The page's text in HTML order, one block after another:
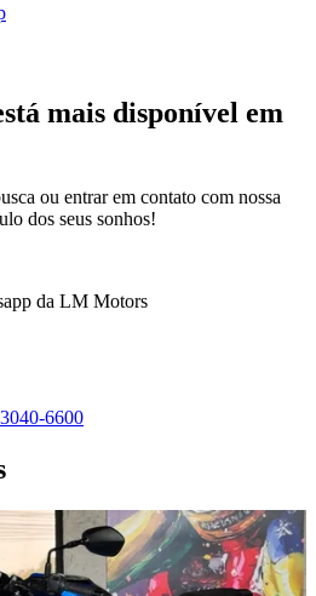
mais disponível em
ou entrar em contato com nossa
dos seus sonhos!
da LM Motors
6600